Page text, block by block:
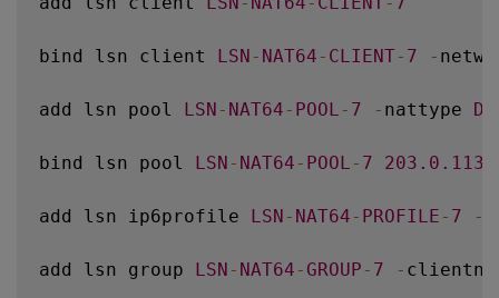
bind lsn client LSN - NAT64 - CLIENT- 7 -
add lsn pool LSN - NAT64 - POOL - 7 - nattype
bind lsn pool LSN - NAT64 - POOL - 7 203.0 .113
add lsn ip6profile LSN - NAT64 - PROFILE - 7 -
add lsn group LSN - NAT64 - GROUP - 7 -